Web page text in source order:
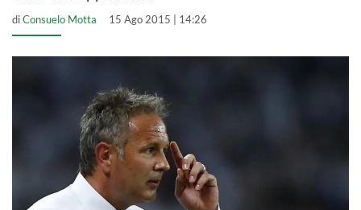
diConsuelo Motta 15 Ago 2015 | 14:26